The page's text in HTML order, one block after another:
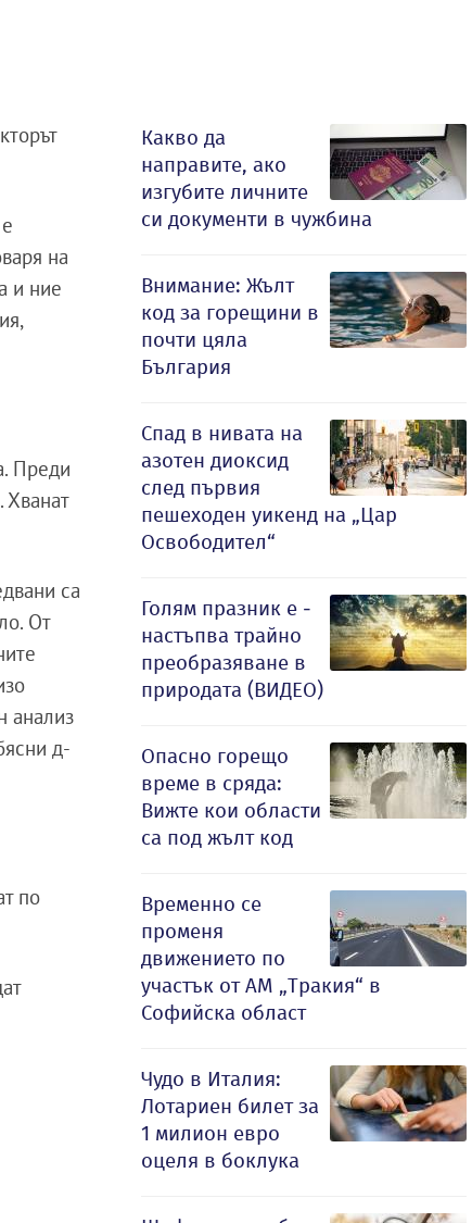
на
и ние
Преди
Хванат
са
От
анализ
д-
по
Какво да
направите, ако
изгубите личните
си документи в чужбина
Внимание: Жълт
код за горещини в
почти цяла
България
Спад в нивата на
азотен диоксид
след първия
пешеходен уикенд на „Цар
Освободител“
Голям празник е -
настъпва трайно
преобразяване в
природата (ВИДЕО)
Опасно горещо
време в сряда:
Вижте кои области
са под жълт код
Временно се
променя
движението по
участък от АМ „Тракия“ в
Софийска област
Чудо в Италия:
Лотариен билет за
1 милион евро
оцеля в боклука